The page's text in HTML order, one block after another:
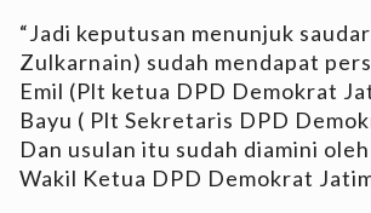
“Jadi keputusan menunjuk
Zulkarnain) sudah mendapat
Emil (Plt ketua DPD Demokrat
Bayu ( Plt Sekretaris DPD
Dan usulan itu sudah diamini oleh
Wakil Ketua DPD Demokrat